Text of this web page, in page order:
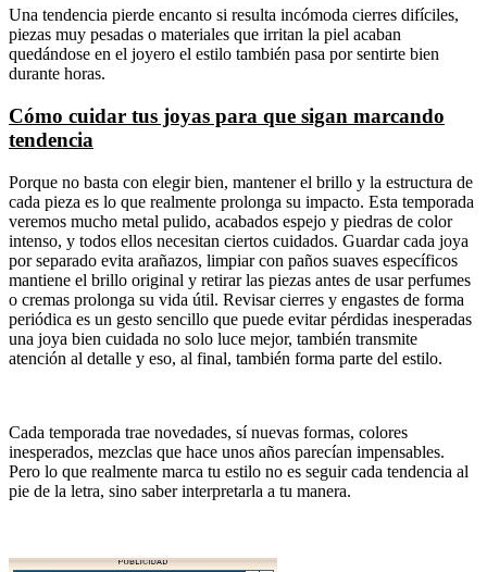
Una tendencia pierde encanto si resulta incómoda cierres difíciles,
piezas muy pesadas o materiales que irritan la piel acaban
quedándose en el joyero el estilo también pasa por sentirte bien
durante horas.
Cómo cuidar tus joyas para que sigan marcando
tendencia
Porque no basta con elegir bien, mantener el brillo y la estructura de
cada pieza es lo que realmente prolonga su impacto. Esta temporada
veremos mucho metal pulido, acabados espejo y piedras de color
intenso, y todos ellos necesitan ciertos cuidados. Guardar cada joya
por separado evita arañazos, limpiar con paños suaves específicos
mantiene el brillo original y retirar las piezas antes de usar perfumes
o cremas prolonga su vida útil. Revisar cierres y engastes de forma
periódica es un gesto sencillo que puede evitar pérdidas inesperadas
una joya bien cuidada no solo luce mejor, también transmite
atención al detalle y eso, al final, también forma parte del estilo.
Cada temporada trae novedades, sí nuevas formas, colores
inesperados, mezclas que hace unos años parecían impensables.
Pero lo que realmente marca tu estilo no es seguir cada tendencia al
pie de la letra, sino saber interpretarla a tu manera.